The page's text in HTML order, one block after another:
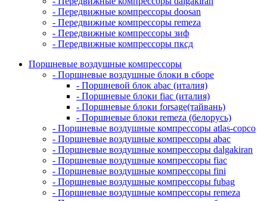
- Передвижные компрессоры doosan
- Передвижные компрессоры remeza
- Передвижные компрессоры зиф
- Передвижные компрессоры пксд
Поршневые воздушные компрессоры
- Поршневые воздушные блоки в сборе
- Поршневой блок abac (италия)
- Поршневые блоки fiac (италия)
- Поршневые блоки forsage(тайвань)
- Поршневые блоки remeza (белорусь)
- Поршневые воздушные компрессоры atlas-copco
- Поршневые воздушные компрессоры abac
- Поршневые воздушные компрессоры dalgakiran
- Поршневые воздушные компрессоры fiac
- Поршневые воздушные компрессоры fini
- Поршневые воздушные компрессоры fubag
- Поршневые воздушные компрессоры remeza